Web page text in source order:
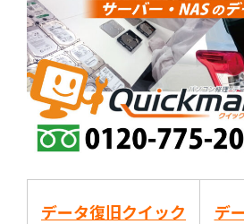
データ復旧クイック
デ